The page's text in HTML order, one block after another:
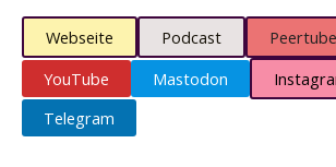
Webseite Podcast
Peertube
YouTube
Mastodon
Telegram